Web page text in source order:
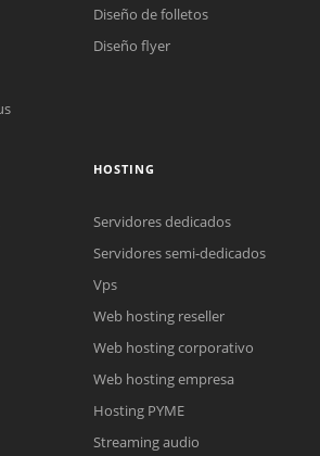
Reunión online
Meet para la reunión online.
Cotización
Chat Online
están fuera de línea. Complete el formulario
Diseño de folletos
Diseño flyer
HOSTING
Servidores dedicados
Servidores semi-dedicados
Vps
Web hosting reseller
Web hosting corporativo
Web hosting empresa
Hosting PYME
Streaming audio